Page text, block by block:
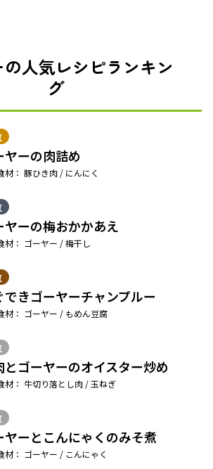
の人気レシピランキン
グ
ヤーの肉詰め
材： 豚ひき肉 / にんにく
ヤーの梅おかかあえ
材： ゴーヤー / 梅干し
できゴーヤーチャンプルー
材： ゴーヤー / もめん豆腐
とゴーヤーのオイスター炒め
材： 牛切り落とし肉 / 玉ねぎ
ヤーとこんにゃくのみそ煮
材： ゴーヤー / こんにゃく